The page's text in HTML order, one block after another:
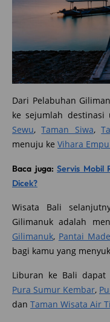
Dari Pelabuhan
ke sejumlah destinasi
Sewu,Taman Siwa,
menuju ke Vihara
Baca juga:Servis Mobil
Dicek?
Wisata Bali
Gilimanuk adalah
Gilimanuk, Pantai
bagi kamu yang
Liburan ke Bali
Pura Sumur Kembar,
dan Taman Wisata Air